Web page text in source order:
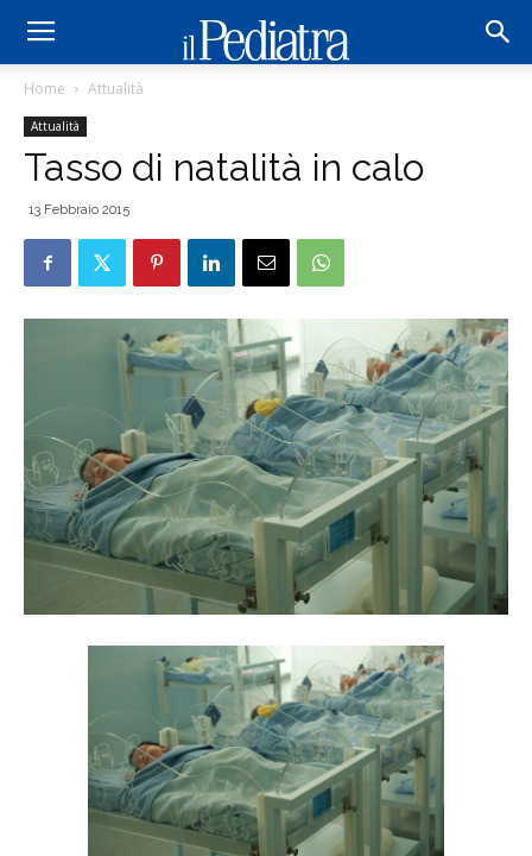
Home Attualità
Attualità
Tasso di natalità in calo
13 Febbraio 2015